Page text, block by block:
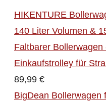
HIKENTURE
140 Liter Volumen &
Faltbarer
Einkaufstrolley für
89,99 €
BigDean Bollerwagen